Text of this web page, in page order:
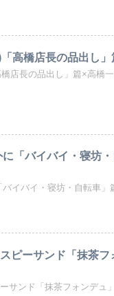
高橋店長の品出し
店長の品出し」篇×高橋
「バイバイ・寝坊
イバイ・寝坊・自転車
ピーサンド「抹茶
サンド「抹茶フォンデュ